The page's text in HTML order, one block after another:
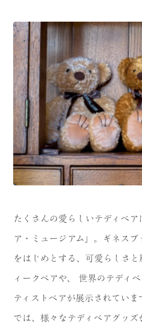
たくさんの愛らしいテディベ
ア・ミュージアム」。ギネスブ
をはじめとする、可愛らしさ
ィークベアや、 世界のテディ
ティストベアが展示されてい
では、様々なテディベアグッ